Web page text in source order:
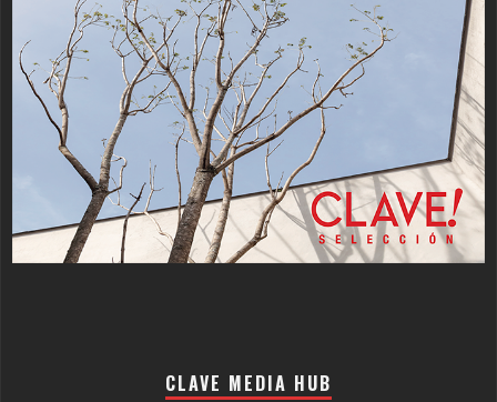
CLAVE MEDIA HUB